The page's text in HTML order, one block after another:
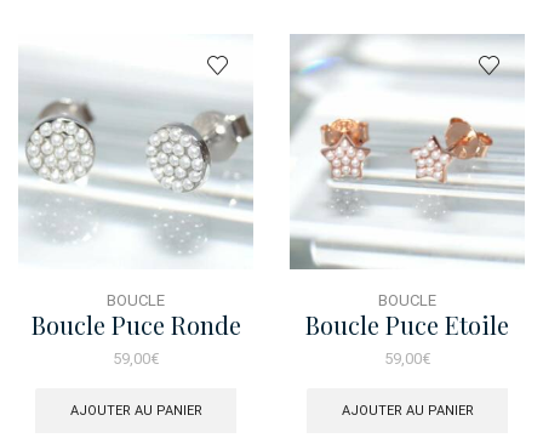
BOUCLE
Boucle Puce Ronde
Perle
59,00€
AJOUTER AU PANIER
BOUCLE
Boucle Puce Etoile
Rose Perle
59,00€
AJOUTER AU PANIER